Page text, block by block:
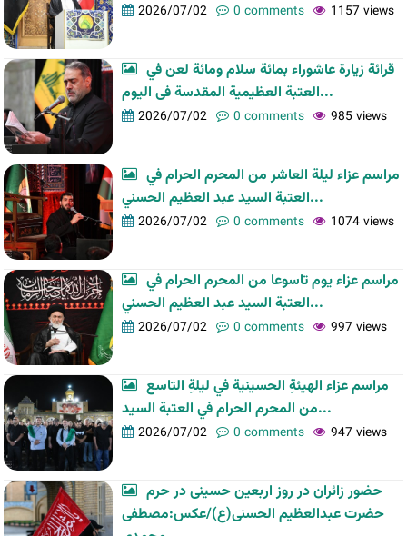
2026/07/02 0 comments 1157 views
قرائة زيارة عاشوراء بمائة سلام ومائة لعن في
العتبة العظیمیة المقدسة فی الیوم...
2026/07/02 0 comments 985 views
مراسم عزاء ليلة العاشر من المحرم الحرام في
العتبة السيد عبد العظيم الحسني...
2026/07/02 0 comments 1074 views
مراسم عزاء يوم تاسوعا من المحرم الحرام في
العتبة السيد عبد العظيم الحسني...
2026/07/02 0 comments 997 views
مراسم عزاء الهيئةِ الحسينية في ليلةِ التاسع
من المحرم الحرام في العتبة السيد...
2026/07/02 0 comments 947 views
حضور زائران در روز اربعین حسینی در حرم
حضرت عبدالعظیم الحسنی(ع)/عکس:مصطفی